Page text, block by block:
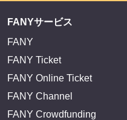
FANYサービス
FANY
FANY Ticket
FANY Online Ticket
FANY Channel
FANY Crowdfunding